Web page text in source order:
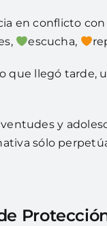
en conflicto
escucha,
que llegó tarde,
y
sólo